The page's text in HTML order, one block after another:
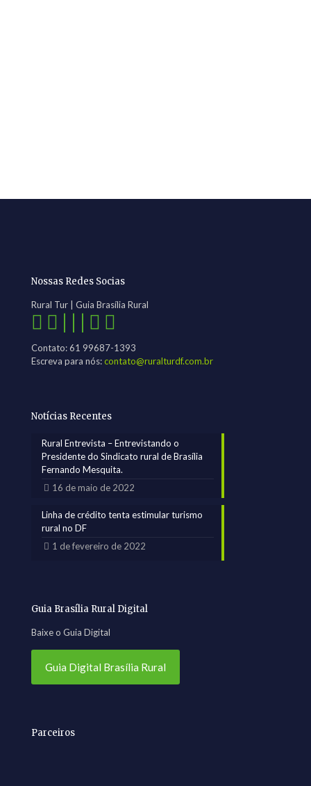
Nossas Redes Socias
Rural Tur | Guia Brasília Rural
| | |
Contato: 61 99687-1393
Escreva para nós:contato@ruralturdf.com.br
Notícias Recentes
Rural Entrevista – Entrevistando o
Presidente do Sindicato rural de Brasília
Fernando Mesquita.
16 de maio de 2022
Linha de crédito tenta estimular turismo
rural no DF
1 de fevereiro de 2022
Guia Brasília Rural Digital
Baixe o Guia Digital
Guia Digital Brasília Rural
Parceiros